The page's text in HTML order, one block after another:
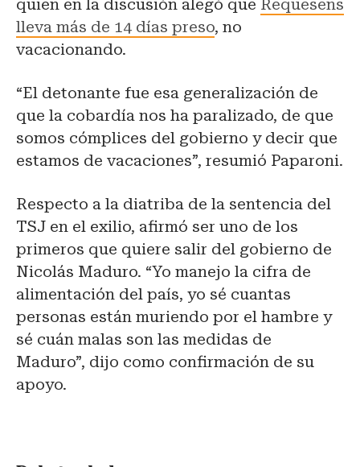
quien en la discusión alegó que Requesens
lleva más de 14 días preso, no
vacacionando.
“El detonante fue esa generalización de
que la cobardía nos ha paralizado, de que
somos cómplices del gobierno y decir que
estamos de vacaciones”, resumió Paparoni.
Respecto a la diatriba de la sentencia del
TSJ en el exilio, afirmó ser uno de los
primeros que quiere salir del gobierno de
Nicolás Maduro. “Yo manejo la cifra de
alimentación del país, yo sé cuantas
personas están muriendo por el hambre y
sé cuán malas son las medidas de
Maduro”, dijo como confirmación de su
apoyo.